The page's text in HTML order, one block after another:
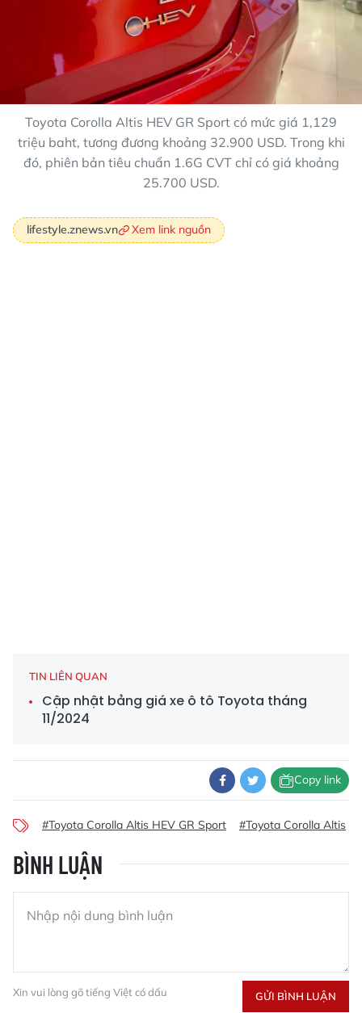
Toyota Corolla Altis HEV GR Sport có mức giá 1,129
triệu baht, tương đương khoảng 32.900 USD. Trong khi
đó, phiên bản tiêu chuẩn 1.6G CVT chỉ có giá khoảng
25.700 USD.
lifestyle.znews.vn Xem link nguồn
TIN LIÊN QUAN
Cập nhật bảng giá xe ô tô Toyota tháng
11/2024
Copy link
#Toyota Corolla Altis HEV GR Sport #Toyota Corolla Altis
BÌNH LUẬN
Xin vui lòng gõ tiếng Việt có dấu GỬI BÌNH LUẬN